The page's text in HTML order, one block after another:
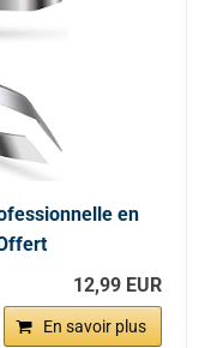
en
12,99 EUR
En savoir plus